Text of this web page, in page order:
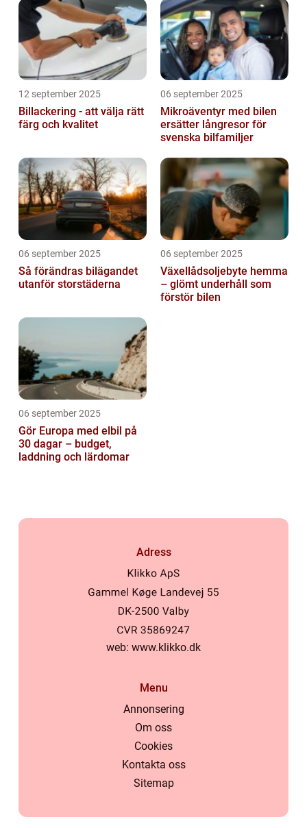
12 september 2025
Billackering - att välja rätt
färg och kvalitet
06 september 2025
Mikroäventyr med bilen
ersätter långresor för
svenska bilfamiljer
06 september 2025
Så förändras bilägandet
utanför storstäderna
06 september 2025
Växellådsoljebyte hemma
– glömt underhåll som
förstör bilen
06 september 2025
Gör Europa med elbil på
30 dagar – budget,
laddning och lärdomar
Adress
web: www.klikko.dk
Menu
Annonsering
Om oss
Cookies
Kontakta oss
Sitemap